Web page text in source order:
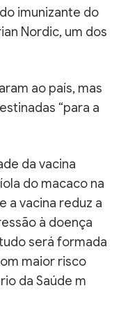
imunizante do
Nordic, um dos
ao país, mas
“para a
da vacina
do macaco na
a vacina reduz a
à doença
será formada
maior risco
da Saúde m